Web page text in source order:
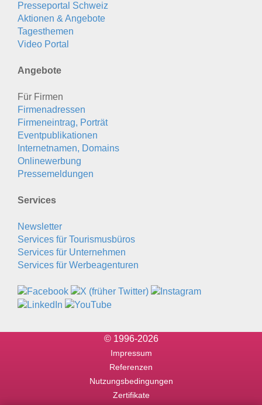
Presseportal Schweiz
Aktionen & Angebote
Tagesthemen
Video Portal
Angebote
Für Firmen
Firmenadressen
Firmeneintrag, Porträt
Eventpublikationen
Internetnamen, Domains
Onlinewerbung
Pressemeldungen
Services
Newsletter
Services für Tourismusbüros
Services für Unternehmen
Services für Werbeagenturen
© 1996-2026
Impressum
Referenzen
Nutzungsbedingungen
Zertifikate